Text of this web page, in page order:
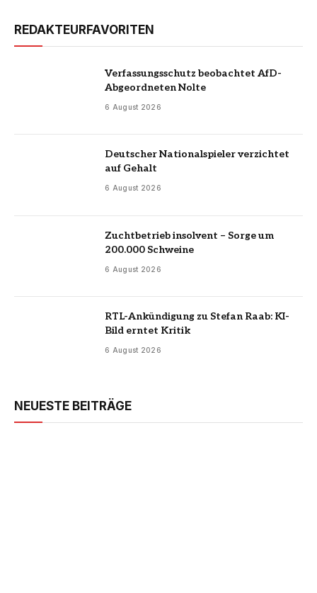
REDAKTEURFAVORITEN
Verfassungsschutz beobachtet AfD-
Abgeordneten Nolte
6 August 2026
Deutscher Nationalspieler verzichtet
auf Gehalt
6 August 2026
Zuchtbetrieb insolvent – Sorge um
200.000 Schweine
6 August 2026
RTL-Ankündigung zu Stefan Raab: KI-
Bild erntet Kritik
6 August 2026
NEUESTE BEITRÄGE